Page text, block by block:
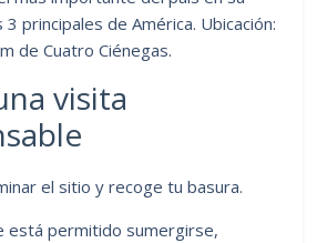
principales de América. Ubicación:
de Cuatro Ciénegas.
visita
el sitio y recoge tu basura.
está permitido sumergirse,